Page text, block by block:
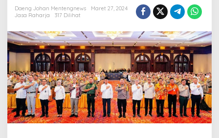
u
t
a
m
a
J
a
s
a
R
a
h
Daeng Johan Mentengnews
Maret 27, 2024
Jasa Raharja
317 Dilihat